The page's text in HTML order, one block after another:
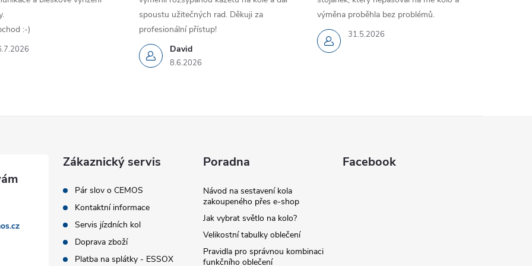
:-)
David
8.6.2026
spoustu užitečných rad. Děkuji za
profesionální přístup!
31.5.2026
výměna proběhla bez problémů.
Zákaznický servis
Pár slov o CEMOS
Kontaktní informace
Servis jízdních kol
Doprava zboží
Platba na splátky - ESSOX
Poradna
Návod na sestavení kola
zakoupeného přes e-shop
Jak vybrat světlo na kolo?
Velikostní tabulky oblečení
Pravidla pro správnou kombinaci
funkčního oblečení
Facebook